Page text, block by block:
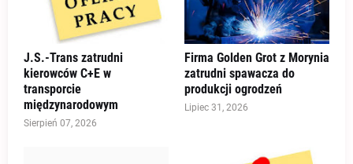
J.S.-Trans zatrudni
kierowców C+E w
transporcie
międzynarodowym
Sierpień 07, 2026
Firma Golden Grot z Morynia
zatrudni spawacza do
produkcji ogrodzeń
Lipiec 31, 2026